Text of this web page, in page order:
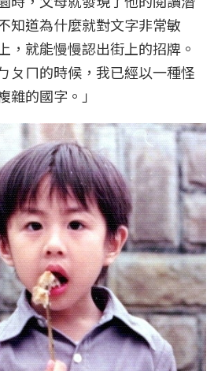
知道為什麼就對文字非常敏
，就能慢慢認出街上的招牌。
ㄆㄇ的時候，我已經以一種怪
雜的國字。」